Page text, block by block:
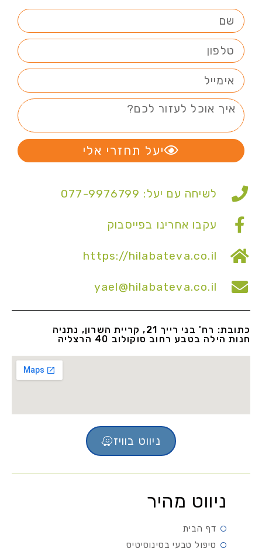
יעל תחזרי אלי
לשיחה עם יעל: 077-9976799
עקבו אחרינו בפייסבוק
https://hilabateva.co.il
yael@hilabateva.co.il
כתובת: רח' בני רייך 21, קריית השרון, נתניה
חנות הילה בטבע רחוב סוקולוב 40 הרצליה
ניווט בוויז
ניווט מהיר
דף הבית
טיפול טבעי בסינוסיטיס